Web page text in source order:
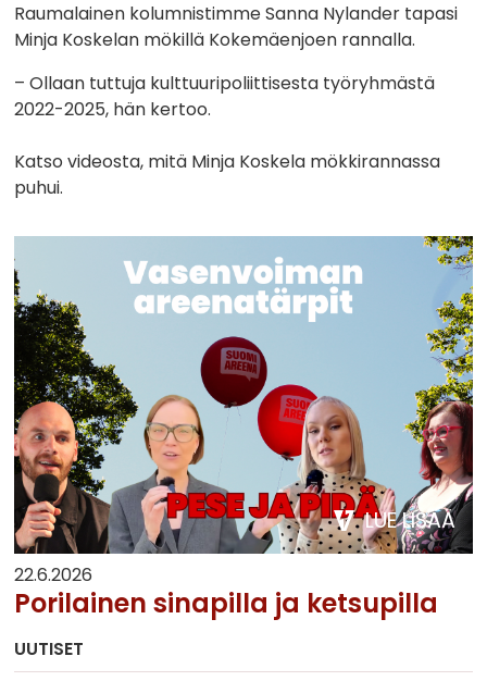
Raumalainen kolumnistimme Sanna Nylander tapasi
Minja Koskelan mökillä Kokemäenjoen rannalla.
– Ollaan tuttuja kulttuuripoliittisesta työryhmästä
2022-2025, hän kertoo.
Katso videosta, mitä Minja Koskela mökkirannassa
puhui.
LUE LISÄÄ
22.6.2026
Porilainen sinapilla ja ketsupilla
UUTISET